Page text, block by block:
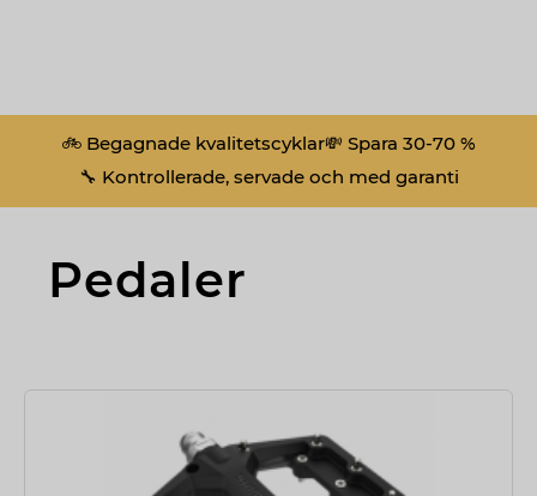
🚲 Begagnade kvalitetscyklar💸 Spara 30-70 %
🔧 Kontrollerade, servade och med garanti
Pedaler